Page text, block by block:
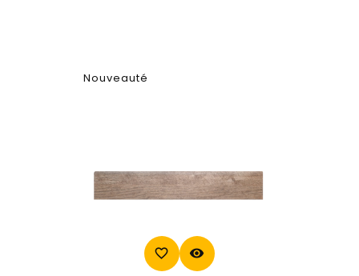
Nouveauté
favorite_border visibility